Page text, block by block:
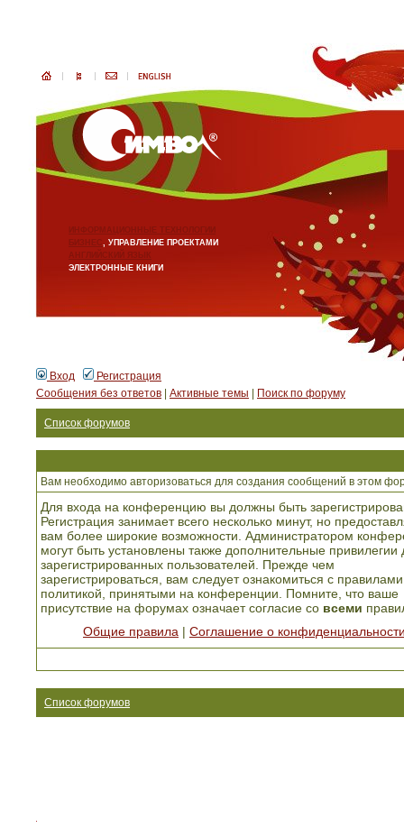
ИНФОРМАЦИОННЫЕ ТЕХНОЛОГИИ
БИЗНЕС, УПРАВЛЕНИЕ ПРОЕКТАМИ
АНГЛИЙСКИЙ ЯЗЫК
ЭЛЕКТРОННЫЕ КНИГИ
Вход
Регистрация
Сообщения без ответов
Активные темы Поиск по форуму
Список форумов
Вам необходимо авторизоваться для создания сообщений в этом
Для входа на конференцию вы должны быть
Регистрация занимает всего несколько минут, но
вам более широкие возможности. Администратором
могут быть установлены также дополнительные привилегии
зарегистрированных пользователей. Прежде чем
зарегистрироваться, вам следует ознакомиться с
политикой, принятыми на конференции. Помните, что ваше
присутствие на форумах означает согласие со всеми
Общие правила
Соглашение о
Список форумов